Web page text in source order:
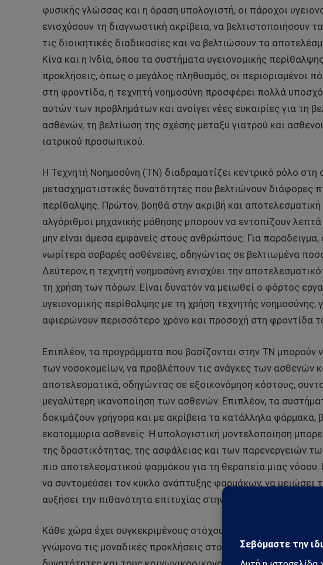
φυσικής γλώσσας και η όραση υπολογιστή, οι πάροχοι
ενισχύσουν τη διαγνωστική ακρίβεια, να βελτιστοποιήσουν
τις διοικητικές διαδικασίες και να βελτιώσουν τα
Κίνα και η Ινδία, όπου τα συστήματα υγειονομικής
προκλήσεις, όπως ο μεγάλος πληθυσμός, οι περιορισμένοι
στη φροντίδα, η τεχνητή νοημοσύνη προσφέρει πολλά
αυτών των προβλημάτων και ανοίγει νέες ευκαιρίες για τη
ασθενών, τη βελτίωση της σχέσης μεταξύ γιατρού και
ιατρικού προσωπικού.
Η Τεχνητή Νοημοσύνη (ΤΝ) διαδραματίζει κεντρικό ρόλο στη
μετασχηματιστικές δυνατότητες που βελτιώνουν διάφορες
περίθαλψης. Πρώτον, βοηθά στην ακριβή και
αλγόριθμοι μηχανικής μάθησης μπορούν να εντοπίζουν
μην είναι άμεσα εμφανείς στους ανθρώπους. Για παράδειγμα,
νωρίτερα σοβαρές ασθένειες, οδηγώντας σε βελτιωμένα
Δεύτερον, η τεχνητή νοημοσύνη ενισχύει την
τη χρήση των πόρων. Είναι δυνατόν να μειωθεί ο φόρτος
υγειονομικής περίθαλψης με τη χρήση τεχνητής νοημοσύνης,
αφιερώνουν περισσότερο χρόνο και προσοχή στη φροντίδα
Επιπλέον, τα προγράμματα που βασίζονται στην ΤΝ μπορούν
των νοσοκομείων, να προβλέπουν τις ανάγκες των ασθενών
αποτελεσματικά, οδηγώντας σε εξοικονόμηση κόστους,
μεγαλύτερη ικανοποίηση των ασθενών. Επιπλέον, τα
δοκιμάζουν γρήγορα και με ακρίβεια τα κατάλληλα
εκατομμύρια ασθενείς. Η υπολογιστική μοντελοποίηση
της δραστικότητας, της ασφάλειας και των παρενεργειών
πιο αποτελεσματικού φαρμάκου για τη θεραπεία μιας
να συντομεύσει τον κύκλο ανάπτυξης φαρμάκων, να
αυξήσει την πιθανότητα επιτυχίας στην ανάπτυξη φαρμάκων.
Κάθε χώρα έχει συγκεκριμένους στόχους για την εφαρμογή
γνώμονα τις μοναδικές προκλήσεις στον τομέα της